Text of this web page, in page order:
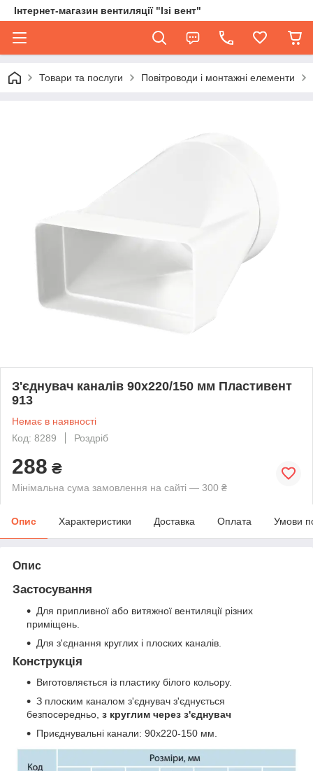
Інтернет-магазин вентиляції "Ізі вент"
Товари та послуги Повітроводи і монтажні елементи
З'єднувач каналів 90х220/150 мм Пластивент
913
Немає в наявності
Код: 8289
Роздріб
288 ₴
Мінімальна сума замовлення на сайті — 300 ₴
Опис Характеристики Доставка Оплата Умови
Опис
Застосування
Для припливної або витяжної вентиляції різних
приміщень.
Для з'єднання круглих і плоских каналів.
Конструкція
Виготовляється із пластику білого кольору.
З плоским каналом з'єднувач з'єднується
безпосередньо, з круглим через з'єднувач
Приєднувальні канали: 90х220-150 мм.